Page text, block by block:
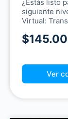
¿Estás listo
siguiente
Virtual:
Ver